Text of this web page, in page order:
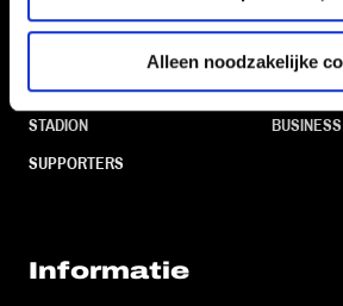
Alleen noodzakelijke
TEAMS
STADION
SUPPORTERS
BUSINESS
Informatie